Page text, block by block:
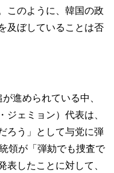
このように、韓国の政
及ぼしていることは否
進められている中、
ジェミョン）代表は、
ろう」として与党に弾
領が「弾劾でも捜査で
表したことに対して、